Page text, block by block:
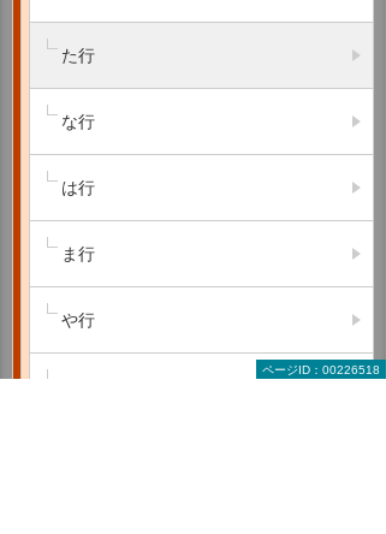
ページID：00226518
た行
な行
は行
ま行
や行